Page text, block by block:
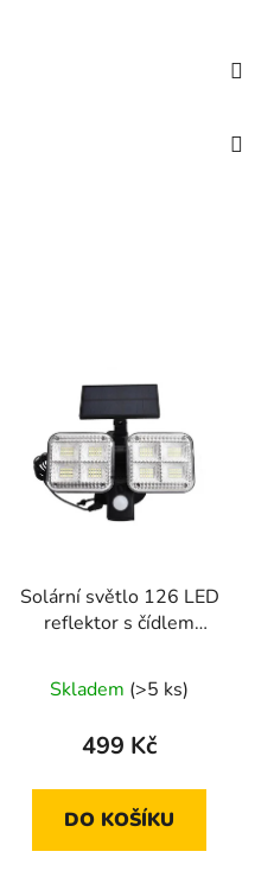
Solární světlo 126 LED
reflektor s čídlem
Skladem (>5 ks)
499 Kč
DO KOŠÍKU